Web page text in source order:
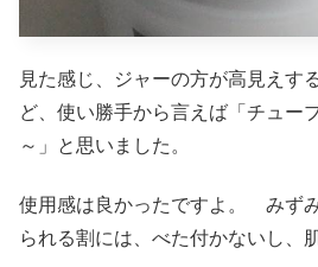
見た感じ、ジャーの方が高見えす
ど、使い勝手から言えば「チュー
～」と思いました。
使用感は良かったですよ。 みず
られる割には、べた付かないし、